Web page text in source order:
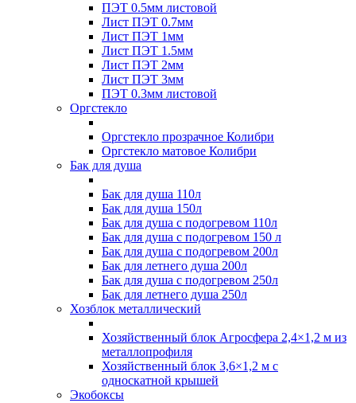
ПЭТ 0.5мм листовой
Лист ПЭТ 0.7мм
Лист ПЭТ 1мм
Лист ПЭТ 1.5мм
Лист ПЭТ 2мм
Лист ПЭТ 3мм
ПЭТ 0.3мм листовой
Оргстекло
Оргстекло прозрачное Колибри
Оргстекло матовое Колибри
Бак для душа
Бак для душа 110л
Бак для душа 150л
Бак для душа с подогревом 110л
Бак для душа с подогревом 150 л
Бак для душа с подогревом 200л
Бак для летнего душа 200л
Бак для душа с подогревом 250л
Бак для летнего душа 250л
Хозблок металлический
Хозяйственный блок Агросфера 2,4×1,2 м из
металлопрофиля
Хозяйственный блок 3,6×1,2 м с
односкатной крышей
Экобоксы